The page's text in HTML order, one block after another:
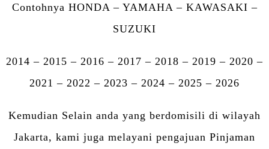
Contohnya HONDA – YAMAHA – KAWASAKI –
SUZUKI
2014 – 2015 – 2016 – 2017 – 2018 – 2019 – 2020 –
2021 – 2022 – 2023 – 2024 – 2025 – 2026
Kemudian Selain anda yang berdomisili di wilayah
Jakarta, kami juga melayani pengajuan Pinjaman